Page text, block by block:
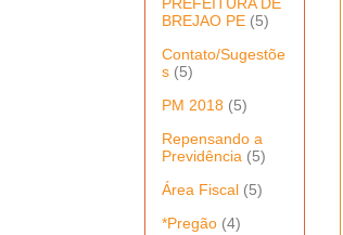
BREJAO PE (5)
Contato/Sugestõe
s (5)
PM 2018 (5)
Repensando a
Previdência (5)
Área Fiscal (5)
*Pregão (4)